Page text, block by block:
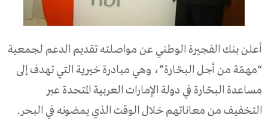
أعلن بنك الفجيرة الوطني عن مواصلته تقديم الدعم لجمعية
“مهمّة من أجل البحّارة”، وهي مبادرة خيرية التي تهدف إلى
مساعدة البحّارة في دولة الإمارات العربية المتحدة عبر
التخفيف من معاناتهم خلال الوقت الذي يمضونه في البحر.